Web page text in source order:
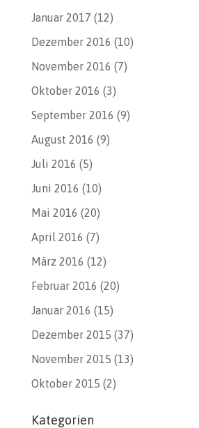
Januar 2017 (12)
Dezember 2016 (10)
November 2016 (7)
Oktober 2016 (3)
September 2016 (9)
August 2016 (9)
Juli 2016 (5)
Juni 2016 (10)
Mai 2016 (20)
April 2016 (7)
März 2016 (12)
Februar 2016 (20)
Januar 2016 (15)
Dezember 2015 (37)
November 2015 (13)
Oktober 2015 (2)
Kategorien